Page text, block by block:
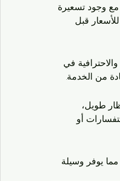
مع وجود تسعيرة
قبل
في
من الخدمة.
طويل،
أو
يوفر وسيلة